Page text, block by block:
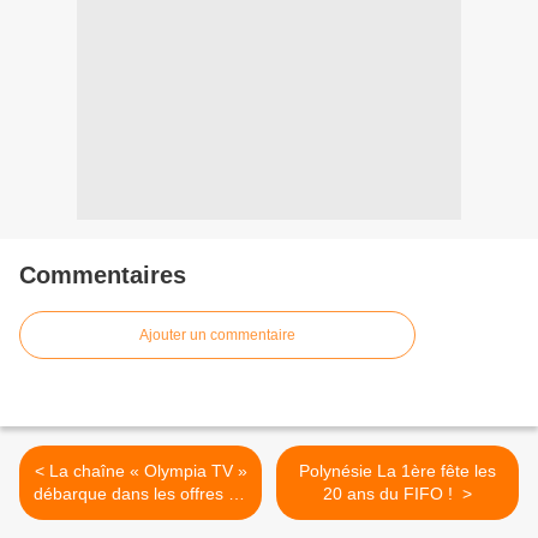
Commentaires
Ajouter un commentaire
< La chaîne « Olympia TV »
débarque dans les offres de
CANAL+ Calédonie !
Polynésie La 1ère fête les
20 ans du FIFO ! >